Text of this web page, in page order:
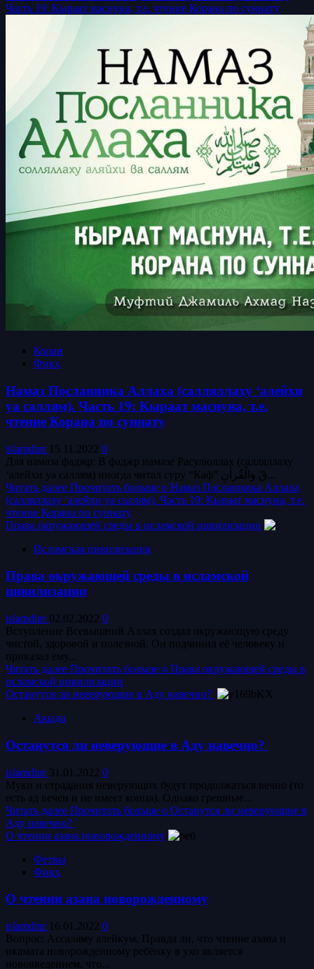
Часть 19: Кыраат маснуна, т.е. чтение Корана по суннату
Коран
Фикх
Намаз Посланника Аллаха (салляллаху ‘алейхи
уа саллям). Часть 19: Кыраат маснуна, т.е.
чтение Корана по суннату
islamdinr 15.11.2022 0
Для намаза фаджр: В фаджр намазе Расулюллах (салляллаху
Читать далее Прочитать больше о Намаз Посланника Аллаха
(салляллаху ‘алейхи уа саллям). Часть 19: Кыраат маснуна, т.е.
чтение Корана по суннату
Права окружающей среды в исламской цивилизации
Исламская цивилизация
Права окружающей среды в исламской
цивилизации
islamdinr 02.02.2022 0
Вступление Всевышний Аллах создал окружающую среду
чистой, здоровой и полезной. Он подчинил её человеку и
приказал ему...
Читать далее Прочитать больше о Права окружающей среды в
исламской цивилизации
Останутся ли неверующие в Аду навечно?
Акыда
Останутся ли неверующие в Аду навечно?
islamdinr 31.01.2022 0
Муки и страдания неверующих будут продолжаться вечно (то
есть ад вечен и не имеет конца). Однако грешные...
Читать далее Прочитать больше о Останутся ли неверующие в
Аду навечно?
О чтении азана новорожденному
Фетвы
Фикх
О чтении азана новорожденному
islamdinr 16.01.2022 0
Вопрос: Ассаляму алейкум. Правда ли, что чтение азана и
икамата новорожденному ребёнку в ухо является
нововведением, что...